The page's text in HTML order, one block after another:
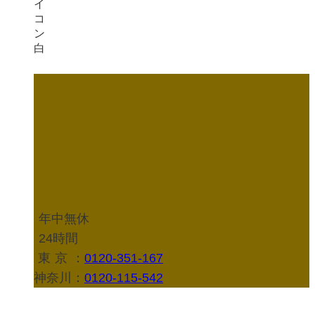
年中無休
24時間
東京
：0120-351-167
神奈川： 0120-115-542